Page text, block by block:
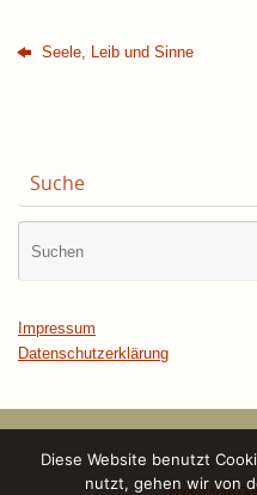
Seele, Leib und Sinne
Suche
Impressum
Datenschutzerklärung
Impressum
Diese Website benutzt
nutzt, gehen wir von